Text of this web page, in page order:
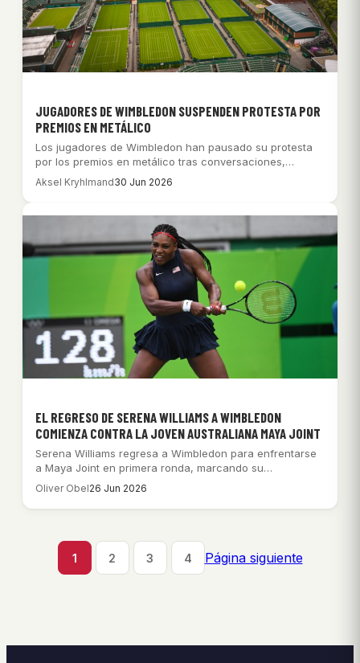
JUGADORES DE WIMBLEDON SUSPENDEN PROTESTA POR
PREMIOS EN METÁLICO
Los jugadores de Wimbledon han pausado su protesta
por los premios en metálico tras conversaciones,…
Aksel Kryhlmand30 Jun 2026
EL REGRESO DE SERENA WILLIAMS A WIMBLEDON
COMIENZA CONTRA LA JOVEN AUSTRALIANA MAYA JOINT
Serena Williams regresa a Wimbledon para enfrentarse
a Maya Joint en primera ronda, marcando su…
Oliver Obel26 Jun 2026
1 2 3 4 Página siguiente